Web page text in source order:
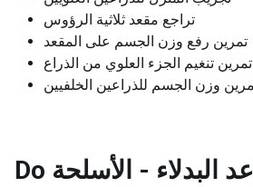
تراجع مقعد ثلاثية الرؤوس
تمرين رفع وزن الجسم على المقعد
تمرين تنغيم الجزء العلوي من الذراع
وزن الجسم للذراعين الخلفيين
Do تراجع مقاعد البدلاء - الأسلحة